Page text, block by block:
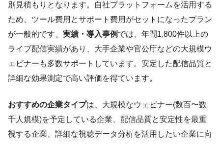
別見積もりとなります。自社プラットフォームを活用する
ため、ツール費用とサポート費用がセットになったプラン
が一般的です。 実績・導入事例 では、年間1,800件以上の
ライブ配信実績があり、大手企業や官公庁などの大規模ウ
ェビナーも多数サポートしています。安定した配信品質と
詳細な効果測定で高い評価を得ています。
おすすめの企業タイプは、大規模なウェビナー(数百〜数
千人規模)を予定している企業、配信品質と安定性を最重
視する企業、詳細な視聴データ分析を活用したい企業に向